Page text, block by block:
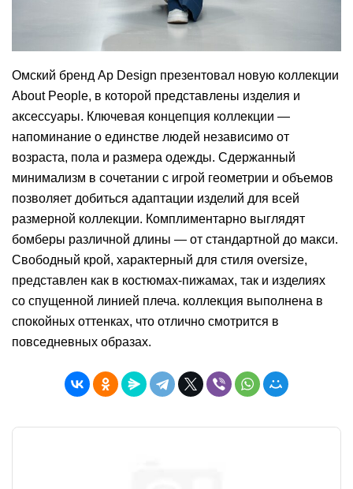
Омский бренд Ap Design презентовал новую коллекции
About People, в которой представлены изделия и
аксессуары. Ключевая концепция коллекции —
напоминание о единстве людей независимо от
возраста, пола и размера одежды. Сдержанный
минимализм в сочетании с игрой геометрии и объемов
позволяет добиться адаптации изделий для всей
размерной коллекции. Комплиментарно выглядят
бомберы различной длины — от стандартной до макси.
Свободный крой, характерный для стиля oversize,
представлен как в костюмах-пижамах, так и изделиях
со спущенной линией плеча. коллекция выполнена в
спокойных оттенках, что отлично смотрится в
повседневных образах.